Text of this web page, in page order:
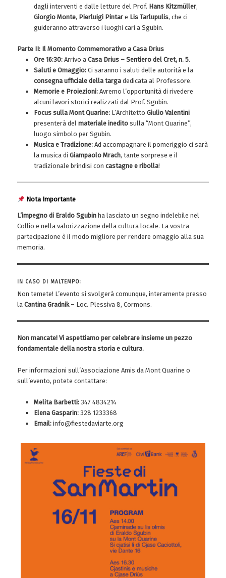
dagli interventi e dalle letture del Prof. Hans Kitzmüller,
Giorgio Monte, Pierluigi Pintare Lis Tarlupulis, che ci
guideranno attraverso i luoghi cari a Sgubin.
Parte II: Il Momento Commemorativo a Casa Drius
Ore 16:30:Arrivo a Casa Drius – Sentiero del Cret, n. 5.
Saluti e Omaggio:Ci saranno i saluti delle autorità e la
consegna ufficiale della targadedicata al Professore.
Memorie e Proiezioni:Avremo l’opportunità di rivedere
alcuni lavori storici realizzati dal Prof. Sgubin.
Focus sulla Mont Quarine:L’Architetto Giulio Valentini
presenterà del materiale ineditosulla “Mont Quarine”,
luogo simbolo per Sgubin.
Musica e Tradizione:Ad accompagnare il pomeriggio ci sarà
la musica di Giampaolo Mrach, tante sorprese e il
tradizionale brindisi con castagne e ribolla!
Nota Importante
L’impegno di Eraldo Sgubin ha lasciato un segno indelebile nel
Collio e nella valorizzazione della cultura locale. La vostra
partecipazione è il modo migliore per rendere omaggio alla sua
memoria.
IN CASO DI MALTEMPO:
Non temete! L’evento si svolgerà comunque, interamente presso
laCantina Gradnik– Loc. Plessiva 8, Cormons.
Non mancate! Vi aspettiamo per celebrare insieme un pezzo
fondamentale della nostra storia e cultura.
Per informazioni sull’Associazione Amis da Mont Quarine o
sull’evento, potete contattare:
Melita Barbetti:347 4834214
Elena Gasparin:328 1233368
Email:info@fiestedaviarte.org